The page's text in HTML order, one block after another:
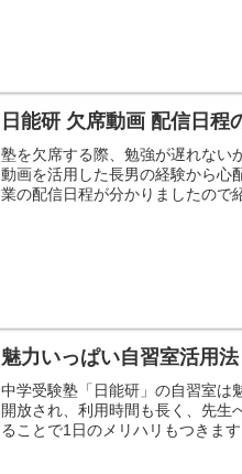
日能研 欠席動画 配信日程
塾を欠席する際、勉強が遅れない
動画を活用した長男の経験から心
業の配信日程が分かりましたので
魅力いっぱい自習室活用
中学受験塾「日能研」の自習室は
開放され、利用時間も長く、先生
ることで1日のメリハリもつきます